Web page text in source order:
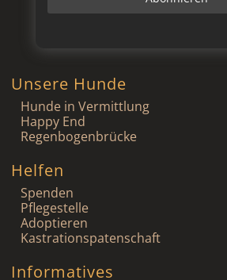
Unsere Hunde
Hunde in Vermittlung
Happy End
Regenbogenbrücke
Helfen
Spenden
Pflegestelle
Adoptieren
Kastrationspatenschaft
Informatives